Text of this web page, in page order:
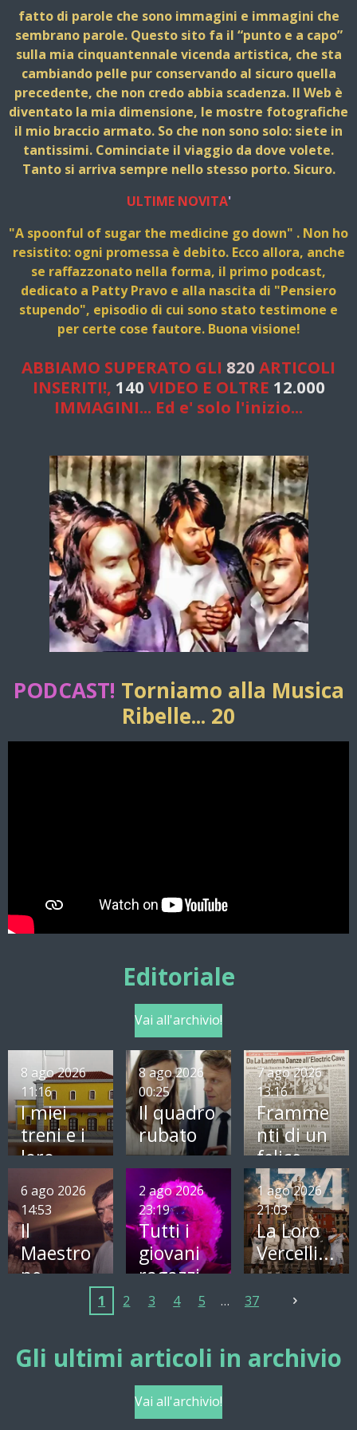
fatto di parole che sono immagini e immagini che
sembrano parole. Questo sito fa il “punto e a capo”
sulla mia cinquantennale vicenda artistica, che sta
cambiando pelle pur conservando al sicuro quella
precedente, che non credo abbia scadenza. Il Web è
diventato la mia dimensione, le mostre fotografiche
il mio braccio armato. So che non sono solo: siete in
tantissimi. Cominciate il viaggio da dove volete.
Tanto si arriva sempre nello stesso porto. Sicuro.
ULTIME NOVITA'
"A spoonful of sugar the medicine go down" . Non ho
resistito: ogni promessa è debito. Ecco allora, anche
se raffazzonato nella forma, il primo podcast,
dedicato a Patty Pravo e alla nascita di "Pensiero
stupendo", episodio di cui sono stato testimone e
per certe cose fautore. Buona visione!
ABBIAMO SUPERATO GLI 820 ARTICOLI
INSERITI!, 140 VIDEO E OLTRE 12.000
IMMAGINI... Ed e' solo l'inizio...
PODCAST! Torniamo alla Musica
Ribelle... 20
Editoriale
Vai all'archivio!
I miei
treni e i
loro
8 ago 2026
11:16
Il quadro
rubato
8 ago 2026
00:25
Framme
nti di un
felice
passato
7 ago 2026
13:16
Il
Maestro
ne...
6 ago 2026
14:53
Tutti i
giovani
ragazzi
2 ago 2026
23:19
La Loro
Vercelli...
1 ago 2026
21:03
1 2 3 4 5 37
Gli ultimi articoli in archivio
Vai all'archivio!